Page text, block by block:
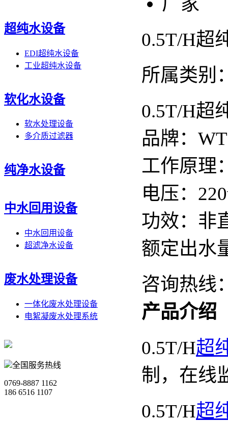
超纯水设备
EDI超纯水设备
工业超纯水设备
软化水设备
软水处理设备
多介质过滤器
纯净水设备
中水回用设备
中水回用设备
超滤净水设备
废水处理设备
一体化废水处理设备
电絮凝废水处理系统
全国服务热线
0769-8887 1162
186 6516 1107
0.5T/H超
所属类别
0.5T/H超
品牌：
工作原理
电压：
功效：非
额定出水
咨询热线
产品介绍
0.5T/H超
制，在线
0.5T/H超